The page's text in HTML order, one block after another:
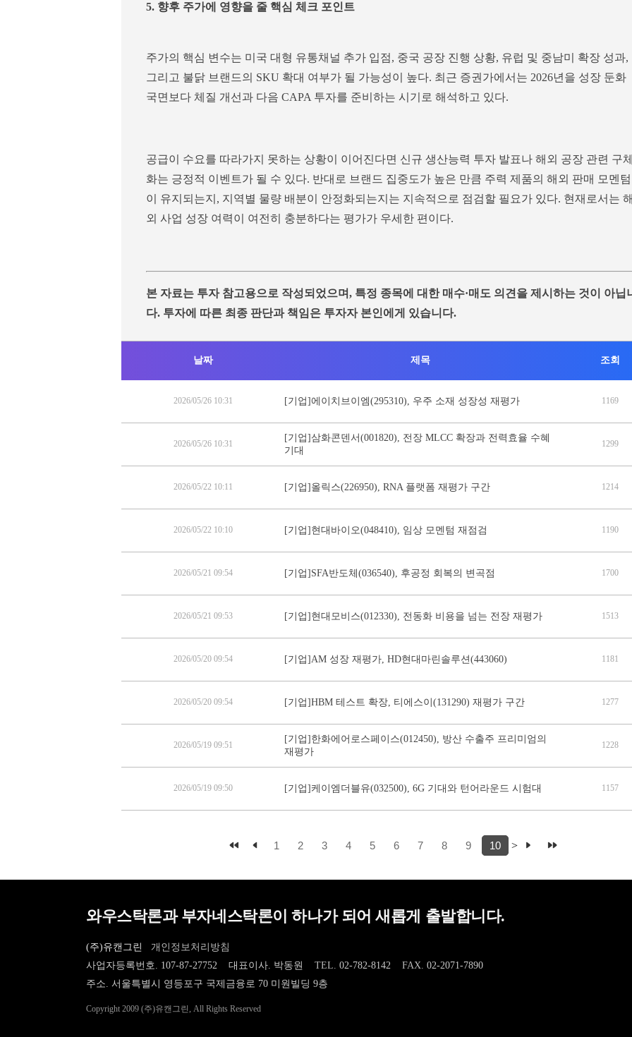
5. 향후 주가에 영향을 줄 핵심 체크 포인트
주가의 핵심 변수는 미국 대형 유통채널 추가 입점, 중국 공장 진행 상황, 유럽 및 중남미 확장 성과,
그리고 불닭 브랜드의 SKU 확대 여부가 될 가능성이 높다. 최근 증권가에서는 2026년을 성장 둔화
국면보다 체질 개선과 다음 CAPA 투자를 준비하는 시기로 해석하고 있다.
공급이 수요를 따라가지 못하는 상황이 이어진다면 신규 생산능력 투자 발표나 해외 공장 관련 구
화는 긍정적 이벤트가 될 수 있다. 반대로 브랜드 집중도가 높은 만큼 주력 제품의 해외 판매 모멘텀
이 유지되는지, 지역별 물량 배분이 안정화되는지는 지속적으로 점검할 필요가 있다. 현재로서는
외 사업 성장 여력이 여전히 충분하다는 평가가 우세한 편이다.
본 자료는 투자 참고용으로 작성되었으며, 특정 종목에 대한 매수·매도 의견을 제시하는 것이 아닙
다. 투자에 따른 최종 판단과 책임은 투자자 본인에게 있습니다.
날짜 제목 조회
2026/05/26 10:31 [기업]에이치브이엠(295310), 우주 소재 성장성 재평가 1169
2026/05/26 10:31
[기업]삼화콘덴서(001820), 전장 MLCC 확장과 전력효율 수혜
기대
1299
2026/05/22 10:11 [기업]올릭스(226950), RNA 플랫폼 재평가 구간 1214
2026/05/22 10:10 [기업]현대바이오(048410), 임상 모멘텀 재점검 1190
2026/05/21 09:54 [기업]SFA반도체(036540), 후공정 회복의 변곡점 1700
2026/05/21 09:53 [기업]현대모비스(012330), 전동화 비용을 넘는 전장 재평가 1513
2026/05/20 09:54 [기업]AM 성장 재평가, HD현대마린솔루션(443060) 1181
2026/05/20 09:54 [기업]HBM 테스트 확장, 티에스이(131290) 재평가 구간 1277
2026/05/19 09:51
[기업]한화에어로스페이스(012450), 방산 수출주 프리미엄의
재평가
1228
2026/05/19 09:50 [기업]케이엠더블유(032500), 6G 기대와 턴어라운드 시험대 1157
1 2 3 4 5 6 7 8 9 10 >
와우스탁론과 부자네스탁론이 하나가 되어 새롭게 출발합니다.
(주)유캔그린
개인정보처리방침
사업자등록번호. 107-87-27752 대표이사. 박동원 TEL. 02-782-8142 FAX. 02-2071-7890
주소. 서울특별시 영등포구 국제금융로 70 미원빌딩 9층
Copyright 2009 (주)유캔그린, All Rights Reserved